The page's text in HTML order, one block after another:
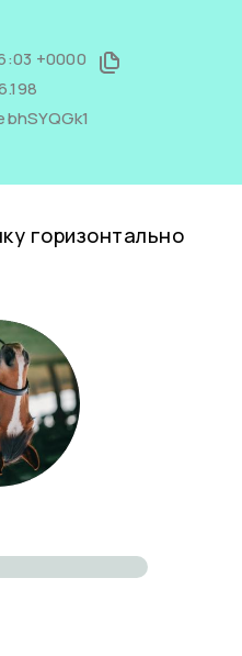
+0000
горизонтально